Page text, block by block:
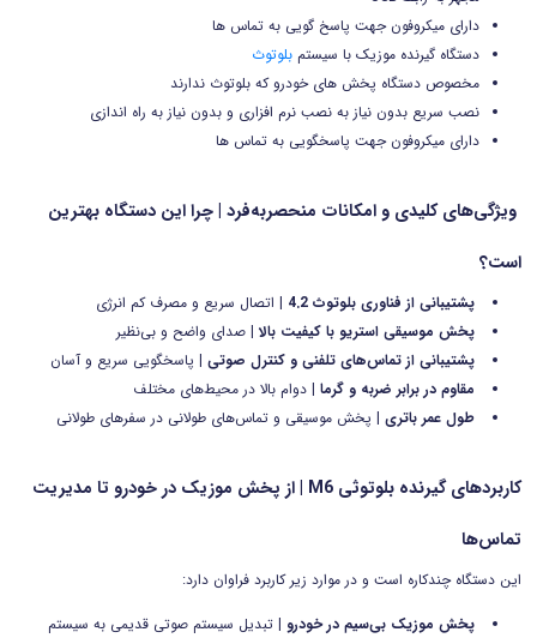
دارای میکروفون جهت پاسخ گویی به تماس ها
دستگاه گیرنده موزیک با سیستم بلوتوث
مخصوص دستگاه پخش های خودرو که بلوتوث ندارند
نصب سریع بدون نیاز به نصب نرم افزاری و بدون نیاز به راه اندازی
دارای میکروفون جهت پاسخگویی به تماس ها
ویژگی‌های کلیدی و امکانات منحصربه‌فرد | چرا این دستگاه بهترین
است؟
پشتیبانی از فناوری بلوتوث 4.2
| اتصال سریع و مصرف کم انرژی
پخش موسیقی استریو با کیفیت بالا | صدای واضح و بی‌نظیر
پشتیبانی از تماس‌های تلفنی و کنترل صوتی | پاسخگویی سریع و آسان
مقاوم در برابر ضربه و گرما | دوام بالا در محیط‌های مختلف
طول عمر باتری | پخش موسیقی و تماس‌های طولانی در سفرهای طولانی
کاربردهای گیرنده بلوتوثی M6 | از پخش موزیک در خودرو تا مدیریت
تماس‌ها
این دستگاه چندکاره است و در موارد زیر کاربرد فراوان دارد:
پخش موزیک بی‌سیم در خودرو | تبدیل سیستم صوتی قدیمی به سیستم